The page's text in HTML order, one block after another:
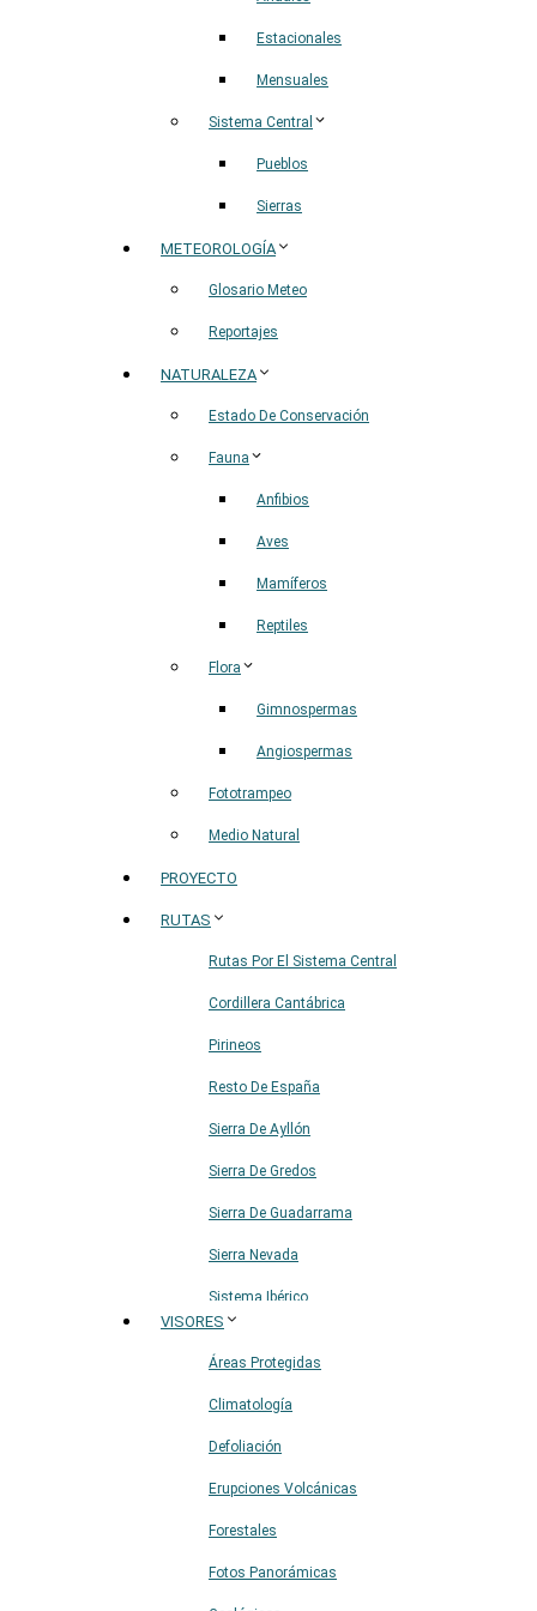
Estacionales
Mensuales
Sistema Central
Pueblos
Sierras
METEOROLOGÍA
Glosario Meteo
Reportajes
NATURALEZA
Estado De Conservación
Fauna
Anfibios
Aves
Mamíferos
Reptiles
Flora
Gimnospermas
Angiospermas
Fototrampeo
Medio Natural
PROYECTO
RUTAS
Rutas Por El Sistema Central
Cordillera Cantábrica
Pirineos
Resto De España
Sierra De Ayllón
Sierra De Gredos
Sierra De Guadarrama
Sierra Nevada
Sistema Ibérico
VISORES
Áreas Protegidas
Climatología
Defoliación
Erupciones Volcánicas
Forestales
Fotos Panorámicas